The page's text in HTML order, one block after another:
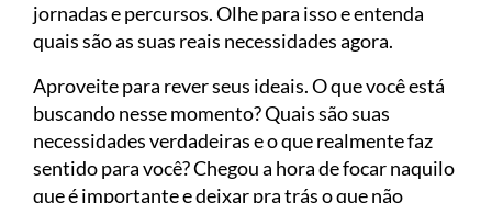
jornadas e percursos. Olhe para isso e entenda
quais são as suas reais necessidades agora.
Aproveite para rever seus ideais. O que você está
buscando nesse momento? Quais são suas
necessidades verdadeiras e o que realmente faz
sentido para você? Chegou a hora de focar naquilo
que é importante e deixar pra trás o que não